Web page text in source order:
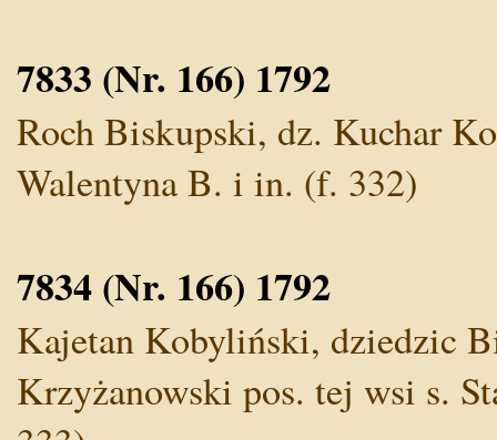
7833 (Nr. 166) 1792
Roch Biskupski, dz. Kuchar
Walentyna B. i in. (f. 332)
7834 (Nr. 166) 1792
Kajetan Kobyliński, dziedzic
Krzyżanowski pos. tej wsi s.